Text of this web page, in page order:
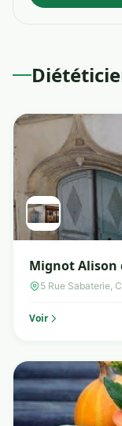
Mignot Alison
5 Rue Sabaterie,
Voir